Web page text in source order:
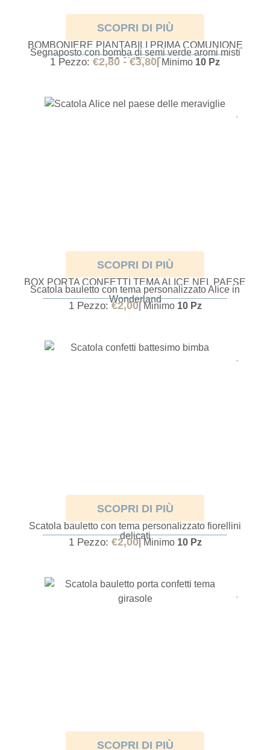
SCOPRI DI PIÙ
BOMBONIERE PIANTABILI PRIMA COMUNIONE
EUCALIPTO
Segnaposto con bomba di semi verde aromi misti
1 Pezzo: €2,80 - €3,80 | Minimo 10 Pz
SCOPRI DI PIÙ
BOX PORTA CONFETTI TEMA ALICE NEL PAESE
DELLE MERAVIGLIE
Scatola bauletto con tema personalizzato Alice in
Wonderland
1 Pezzo:€2,00| Minimo 10 Pz
SCOPRI DI PIÙ
BOX PORTA CONFETTI TEMA FIORELLINI DELICATI
Scatola bauletto con tema personalizzato fiorellini
delicati
1 Pezzo: €2,00| Minimo 10 Pz
SCOPRI DI PIÙ